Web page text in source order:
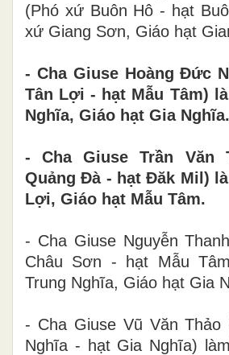
(Phó xứ Buôn Hô - hạt
xứ Giang Sơn, Giáo hạt
- Cha Giuse Hoàng Đức
Tân Lợi - hạt Mẫu Tâm)
Nghĩa, Giáo hạt Gia Nghĩa.
- Cha Giuse Trần Văn
Quảng Đà - hạt Đăk Mil)
Lợi, Giáo hạt Mẫu Tâm.
- Cha Giuse Nguyễn
Châu Sơn - hạt Mẫu
Trung Nghĩa, Giáo hạt Gia
- Cha Giuse Vũ Văn Thảo
Nghĩa - hạt Gia Nghĩa)